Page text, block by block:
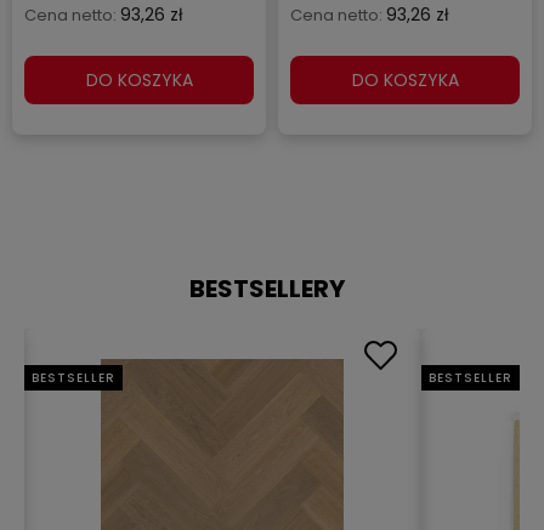
Cena netto: 93,26 zł
DO KOSZYKA
Cena netto: 93,26 zł
DO KOSZYKA
BESTSELLERY
BESTSELLER BESTSELLER